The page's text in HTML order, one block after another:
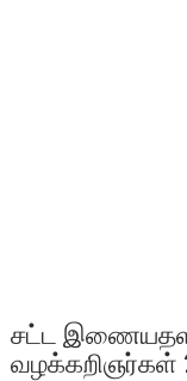
சட்ட
வழக்கறிஞர்கள்